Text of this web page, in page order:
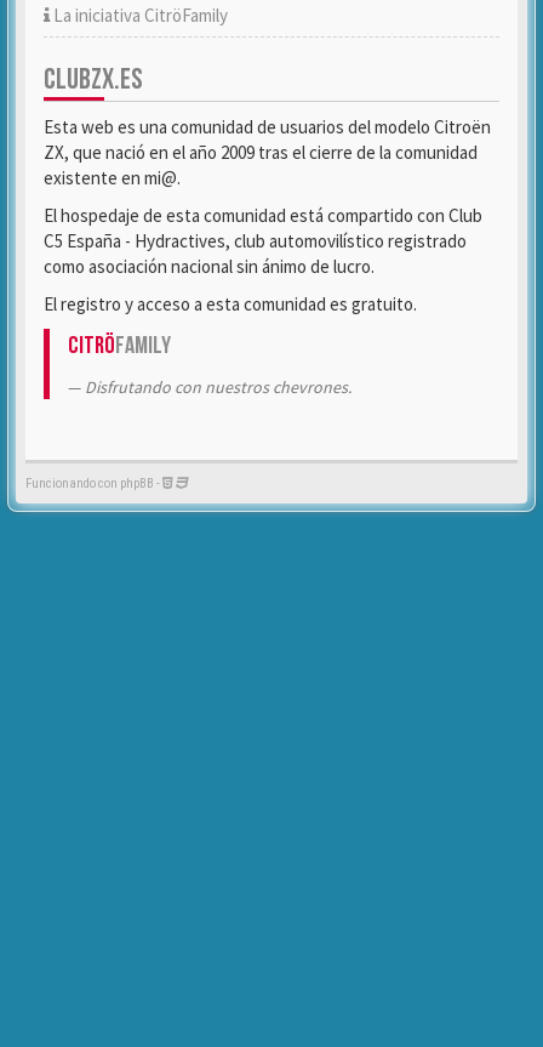
La iniciativa CitröFamily
CLUBZX.ES
Esta web es una comunidad de usuarios del modelo Citroën
ZX, que nació en el año 2009 tras el cierre de la comunidad
existente en mi@.
El hospedaje de esta comunidad está compartido con Club
C5 España - Hydractives, club automovilístico registrado
como asociación nacional sin ánimo de lucro.
El registro y acceso a esta comunidad es gratuito.
CitröFamily
Disfrutando con nuestros chevrones.
Funcionando con phpBB -